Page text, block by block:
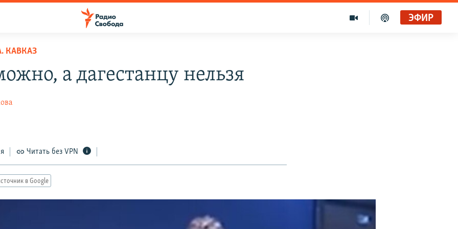
ЭФИР
КАВКАЗ
а дагестанцу нельзя
Читать без VPN
в Google